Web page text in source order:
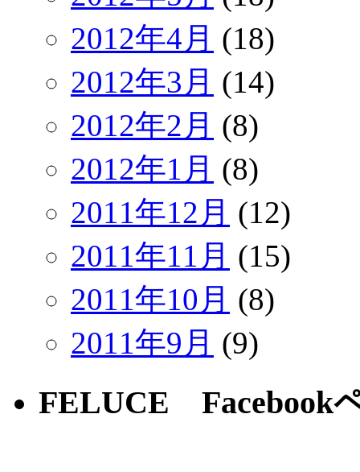
2012年4月 (18)
2012年3月 (14)
2012年2月 (8)
2012年1月 (8)
2011年12月 (12)
2011年11月 (15)
2011年10月 (8)
2011年9月 (9)
FELUCE Facebook